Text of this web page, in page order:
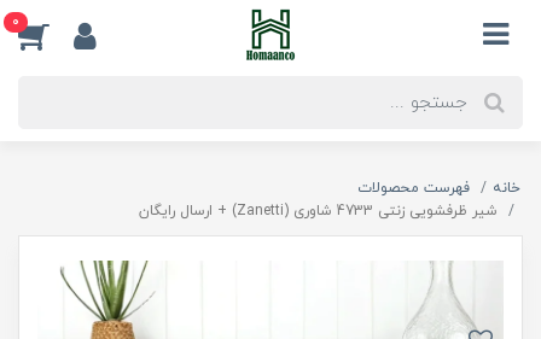
0
خانه
فهرست محصولات
شیر ظرفشویی زنتی 4733 شاوری (Zanetti) + ارسال رایگان